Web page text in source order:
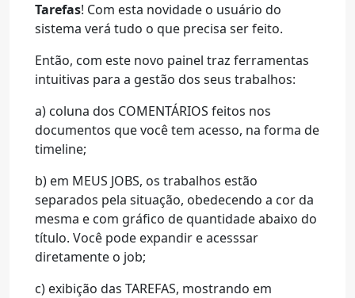
Tarefas! Com esta novidade o usuário do
sistema verá tudo o que precisa ser feito.
Então, com este novo painel traz ferramentas
intuitivas para a gestão dos seus trabalhos:
a) coluna dos COMENTÁRIOS feitos nos
documentos que você tem acesso, na forma de
timeline;
b) em MEUS JOBS, os trabalhos estão
separados pela situação, obedecendo a cor da
mesma e com gráfico de quantidade abaixo do
título. Você pode expandir e acesssar
diretamente o job;
c) exibição das TAREFAS, mostrando em